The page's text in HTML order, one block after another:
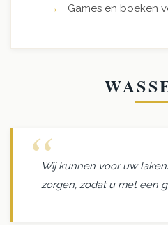
Games en boeken
Wij kunnen voor uw
zorgen, zodat u met een